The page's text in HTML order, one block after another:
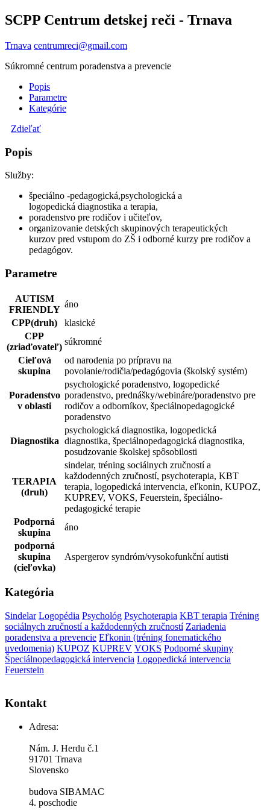
SCPP Centrum detskej reči - Trnava
Trnava centrumreci@gmail.com
Súkromné centrum poradenstva a prevencie
Popis
Parametre
Kategórie
Zdieľať
Popis
Služby:
špeciálno -pedagogická,psychologická a
logopedická diagnostika a terapia,
poradenstvo pre rodičov i učiteľov,
organizovanie detských skupinových terapeutických
kurzov pred vstupom do ZŠ i odborné kurzy pre rodičov a
pedagógov.
Parametre
AUTISM
FRIENDLY
áno
CPP(druh)
klasické
CPP
(zriaďovateľ)
súkromné
Cieľová
skupina
od narodenia po prípravu na
povolanie/rodičia/pedagógovia (školský systém)
Poradenstvo
v oblasti
psychologické poradenstvo, logopedické
poradenstvo, prednášky/webináre/poradenstvo pre
rodičov a odborníkov, špeciálnopedagogické
poradenstvo
Diagnostika
psychologická diagnostika, logopedická
diagnostika, špeciálnopedagogická diagnostika,
posudzovanie školskej spôsobilosti
TERAPIA
(druh)
sindelar, tréning sociálnych zručností a
každodenných zručností, psychoterapia, KBT
terapia, logopedická intervencia, eľkonin, KUPOZ,
KUPREV, VOKS, Feuerstein, špeciálno-
pedagogické terapie
Podporná
skupina
áno
podporná
skupina
(cieľovka)
Aspergerov syndróm/vysokofunkční autisti
Kategória
Sindelar Logopédia Psychológ Psychoterapia KBT terapia Tréning
sociálnych zručností a každodenných zručností Zariadenia
poradenstva a prevencie Eľkonin (tréning fonematického
uvedomenia) KUPOZ KUPREV VOKS Podporné skupiny
Špeciálnopedagogická intervencia Logopedická intervencia
Feuerstein
Kontakt
Adresa:
Nám. J. Herdu č.1
91701 Trnava
Slovensko
budova SIBAMAC
4. poschodie